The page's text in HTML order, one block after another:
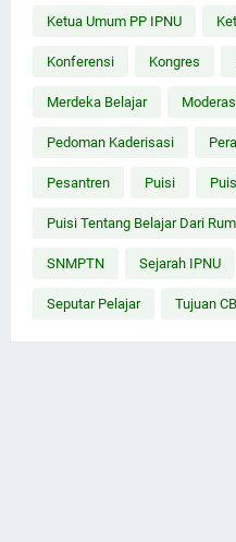
Ketua Umum PP IPNU
Konferensi Kongres
Merdeka Belajar
Pedoman Kaderisasi
Pesantren Puisi
Puisi Tentang Belajar Dari
SNMPTN Sejarah IPNU
Seputar Pelajar Tujuan